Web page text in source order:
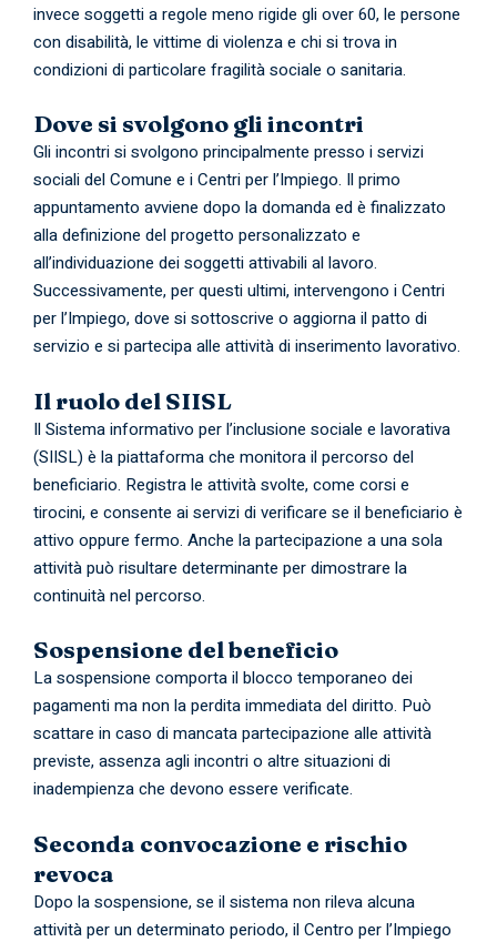
invece soggetti a regole meno rigide gli over 60, le persone
con disabilità, le vittime di violenza e chi si trova in
condizioni di particolare fragilità sociale o sanitaria.
Dove si svolgono gli incontri
Gli incontri si svolgono principalmente presso i servizi
sociali del Comune e i Centri per l’Impiego. Il primo
appuntamento avviene dopo la domanda ed è finalizzato
alla definizione del progetto personalizzato e
all’individuazione dei soggetti attivabili al lavoro.
Successivamente, per questi ultimi, intervengono i Centri
per l’Impiego, dove si sottoscrive o aggiorna il patto di
servizio e si partecipa alle attività di inserimento lavorativo.
Il ruolo del SIISL
Il Sistema informativo per l’inclusione sociale e lavorativa
(SIISL) è la piattaforma che monitora il percorso del
beneficiario. Registra le attività svolte, come corsi e
tirocini, e consente ai servizi di verificare se il beneficiario è
attivo oppure fermo. Anche la partecipazione a una sola
attività può risultare determinante per dimostrare la
continuità nel percorso.
Sospensione del beneficio
La sospensione comporta il blocco temporaneo dei
pagamenti ma non la perdita immediata del diritto. Può
scattare in caso di mancata partecipazione alle attività
previste, assenza agli incontri o altre situazioni di
inadempienza che devono essere verificate.
Seconda convocazione e rischio
revoca
Dopo la sospensione, se il sistema non rileva alcuna
attività per un determinato periodo, il Centro per l’Impiego